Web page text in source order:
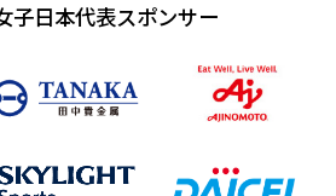
子日本代表スポンサー